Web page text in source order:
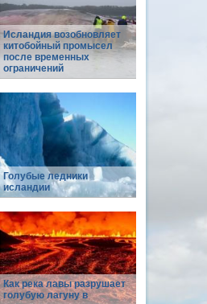
Исландия возобновляет
китобойный промысел
после временных
ограничений
Голубые ледники
исландии
Как река лавы разрушает
голубую лагуну в